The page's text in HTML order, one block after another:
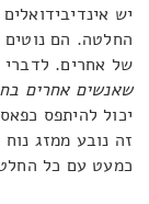
יש
החלטה. הם נוטים
של אחרים.
שאנשים אחרים
יכול להיתפס
זה נובע ממזג
כמעט עם כל